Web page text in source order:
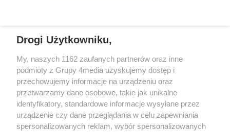
+48 52 5812666
O nas Reklama Regulamin
Kontakt
Wydarzenia
Ogłoszenia Katalog firm
Drogi Użytkowniku,
My, naszych 1162 zaufanych partnerów oraz inne
podmioty z Grupy 4media uzyskujemy dostęp i
przechowujemy informacje na urządzeniu oraz
przetwarzamy dane osobowe, takie jak unikalne
identyfikatory, standardowe informacje wysyłane przez
urządzenie czy dane przeglądania w celu zapewniania
spersonalizowanych reklam, wybór spersonalizowanych